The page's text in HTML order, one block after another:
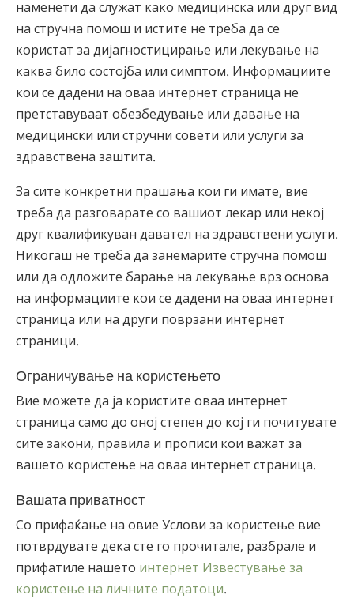
наменети да служат како медицинска или друг вид
на стручна помош и истите не треба да се
користат за дијагностицирање или лекување на
каква било состојба или симптом. Информациите
кои се дадени на оваа интернет страница не
претставуваат обезбедување или давање на
медицински или стручни совети или услуги за
здравствена заштита.
За сите конкретни прашања кои ги имате, вие
треба да разговарате со вашиот лекар или некој
друг квалификуван давател на здравствени услуги.
Никогаш не треба да занемарите стручна помош
или да одложите барање на лекување врз основа
на информациите кои се дадени на оваа интернет
страница или на други поврзани интернет
страници.
Ограничување на користењето
Вие можете да ја користите оваа интернет
страница само до оној степен до кој ги почитувате
сите закони, правила и прописи кои важат за
вашето користење на оваа интернет страница.
Вашата приватност
Со прифаќање на овие Услови за користење вие
потврдувате дека сте го прочитале, разбрале и
прифатиле нашето интернет Известување за
користење на личните податоци.